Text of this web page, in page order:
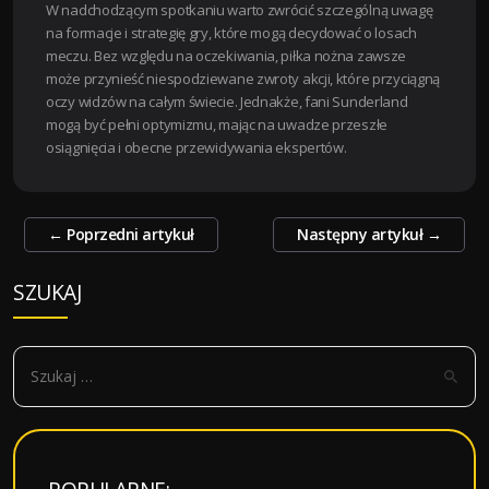
W nadchodzącym spotkaniu warto zwrócić szczególną uwagę
na formacje i strategię gry, które mogą decydować o losach
meczu. Bez względu na oczekiwania, piłka nożna zawsze
może przynieść niespodziewane zwroty akcji, które przyciągną
oczy widzów na całym świecie. Jednakże, fani Sunderland
mogą być pełni optymizmu, mając na uwadze przeszłe
osiągnięcia i obecne przewidywania ekspertów.
Zobacz
← Poprzedni artykuł Następny artykuł →
SZUKAJ
S
k